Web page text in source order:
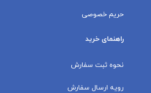
حریم خصوصی
راهنمای خرید
نحوه ثبت سفارش
رویه ارسال سفارش